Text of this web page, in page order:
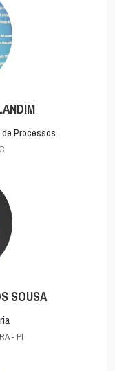
Processos
SOUSA
- PI